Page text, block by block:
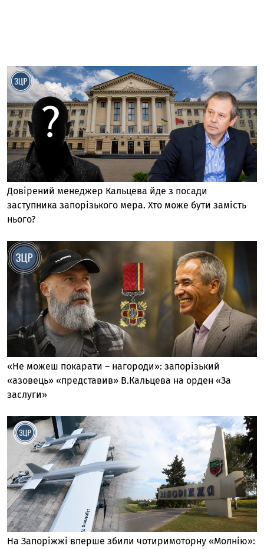
Довірений менеджер Кальцева йде з посади
заступника запорізького мера. Хто може бути замість
нього?
«Не можеш покарати – нагороди»: запорізький
«азовець» «представив» В.Кальцева на орден «За
заслуги»
На Запоріжжі вперше збили чотиримоторну «Молнію»: